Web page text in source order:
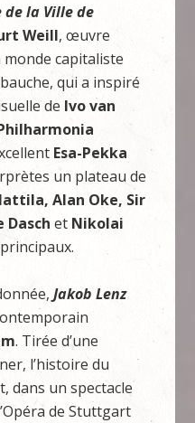
de la Ville de
Weill, œuvre
capitaliste
qui a inspiré
de Ivo van
Esa-Pekka
un plateau de
Alan Oke, Sir
Daschet Nikolai
Jakob Lenz
. Tirée d’une
l’histoire du
dans un spectacle
de Stuttgart